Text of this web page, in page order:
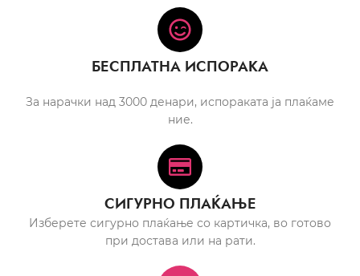
БЕСПЛАТНА ИСПОРАКА
За нарачки над 3000 денари, испораката ја плаќаме
ние.
СИГУРНО ПЛАЌАЊЕ
Изберете сигурно плаќање со картичка, во готово
при достава или на рати.